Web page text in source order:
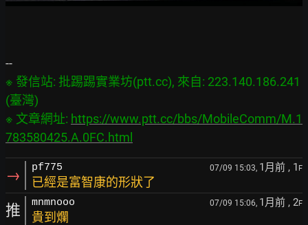
※ 發信站: 批踢踢實業坊(ptt.cc), 來自: 223.140.186.241
(臺灣)
※ 文章網址: https://www.ptt.cc/bbs/MobileComm/M.1
783580425.A.0FC.html
→ pf775 07/09 15:03, 1月前 , 1 F
已經是富智康的形狀了
推 mnmnooo 07/09 15:06, 1月前 , 2F
貴到爛